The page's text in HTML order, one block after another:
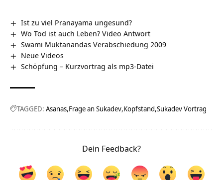
Ist zu viel Pranayama ungesund?
Wo Tod ist auch Leben? Video Antwort
Swami Muktanandas Verabschiedung 2009
Neue Videos
Schöpfung – Kurzvortrag als mp3-Datei
TAGGED: Asanas Frage an Sukadev Kopfstand Sukadev Vortrag
Dein Feedback?